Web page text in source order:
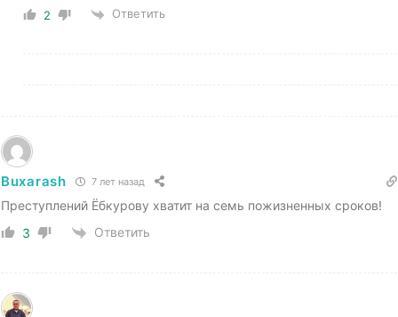
2 Ответить
Buxarash 7 лет назад
Преступлений Ёбкурову хватит на семь пожизненных сроков!
3
Ответить